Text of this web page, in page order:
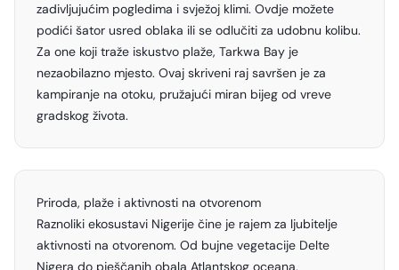
zadivljujućim pogledima i svježoj klimi. Ovdje možete
podići šator usred oblaka ili se odlučiti za udobnu kolibu.
Za one koji traže iskustvo plaže, Tarkwa Bay je
nezaobilazno mjesto. Ovaj skriveni raj savršen je za
kampiranje na otoku, pružajući miran bijeg od vreve
gradskog života.
Priroda, plaže i aktivnosti na otvorenom
Raznoliki ekosustavi Nigerije čine je rajem za ljubitelje
aktivnosti na otvorenom. Od bujne vegetacije Delte
Nigera do pješčanih obala Atlantskog oceana,